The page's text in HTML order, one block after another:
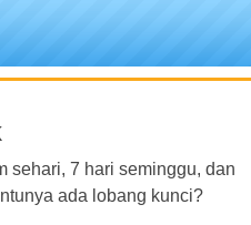
sehari, 7 hari seminggu, dan
ada lobang kunci?